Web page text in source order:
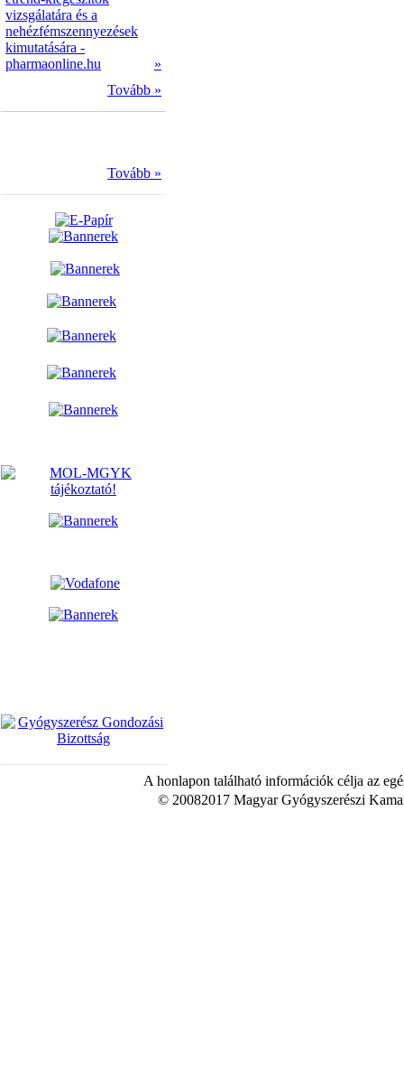
vizsgálatára és a
nehézfémszennyezések
kimutatására -
pharmaonline.hu
»
Tovább »
Tovább »
A honlapon található információk célja az
© 20082017 Magyar Gyógyszerészi